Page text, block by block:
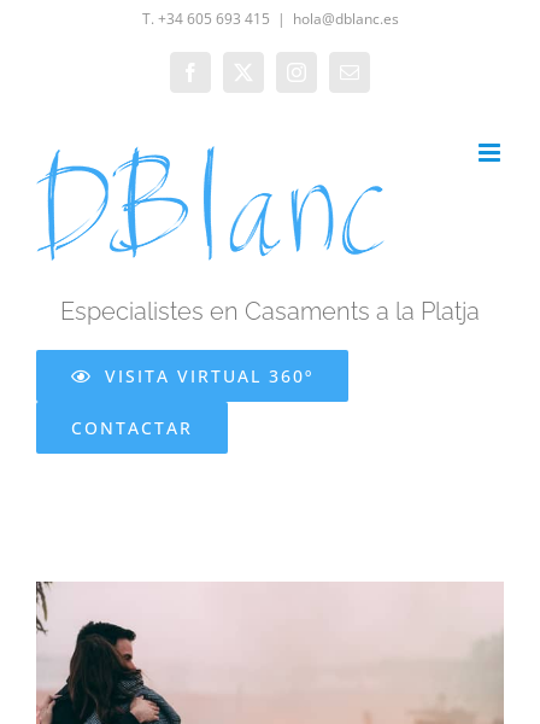
T. +34 605 693 415 | hola@dblanc.es
Especialistes en Casaments a la Platja
VISITA VIRTUAL 360º
CONTACTAR
View
Larger
Image